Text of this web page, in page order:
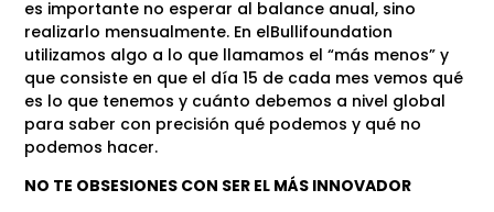
es importante no esperar al balance anual, sino
realizarlo mensualmente. En elBullifoundation
utilizamos algo a lo que llamamos el “más menos” y
que consiste en que el día 15 de cada mes vemos qué
es lo que tenemos y cuánto debemos a nivel global
para saber con precisión qué podemos y qué no
podemos hacer.
NO TE OBSESIONES CON SER EL MÁS INNOVADOR